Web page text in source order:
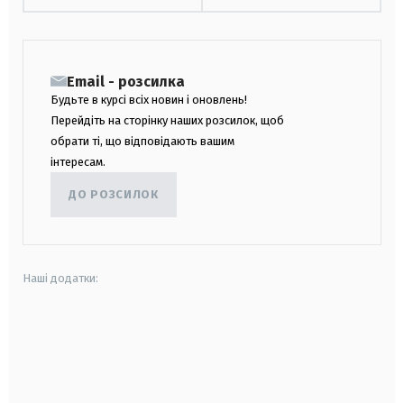
Email - розсилка
Будьте в курсі всіх новин і оновлень!
Перейдіть на сторінку наших розсилок, щоб
обрати ті, що відповідають вашим
інтересам.
ДО РОЗСИЛОК
Наші додатки: